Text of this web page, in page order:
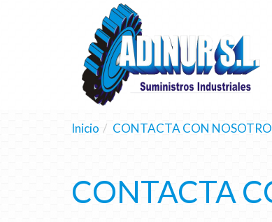
Inicio CONTACTA CON
CONTACTA